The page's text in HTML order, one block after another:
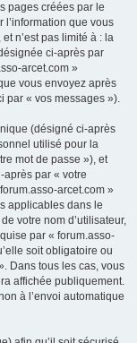
pages créées par le
l’information que vous
n’est pas limité à : la
ci-après par
arcet.com »
vous envoyez après
par « vos messages »).
(désigné ci-après
utilisé pour la
mot de passe »), et
par « votre
arcet.com »
applicables dans le
votre nom d’utilisateur,
par « forum.asso-
soit obligatoire ou
Dans tous les cas, vous
affichée publiquement.
à l’envoi automatique